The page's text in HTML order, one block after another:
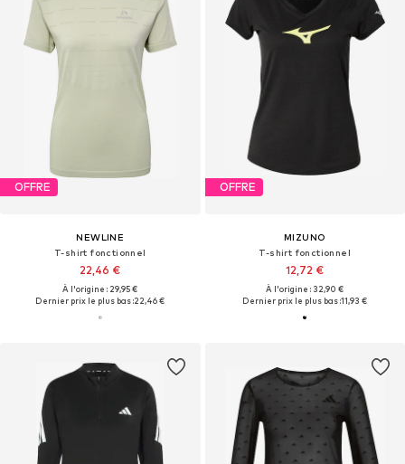
OFFRE
NEWLINE
T-shirt fonctionnel
22,46 €
À l'origine : 29,95 €
Dernier prix le plus bas :22,46 €
OFFRE
MIZUNO
T-shirt fonctionnel
12,72 €
À l'origine : 32,90 €
Dernier prix le plus bas :11,93 €